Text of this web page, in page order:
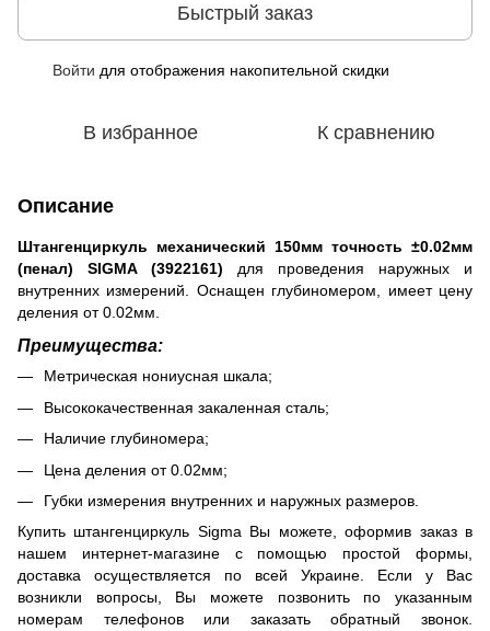
Быстрый заказ
Войти для отображения накопительной скидки
В избранное К сравнению
Описание
Штангенциркуль механический 150мм точность ±0.02мм
(пенал) SIGMA (3922161) для проведения наружных и
внутренних измерений. Оснащен глубиномером, имеет цену
деления от 0.02мм.
Преимущества:
Метрическая нониусная шкала;
Высококачественная закаленная сталь;
Наличие глубиномера;
Цена деления от 0.02мм;
Губки измерения внутренних и наружных размеров.
Купить штангенциркуль Sigma Вы можете, оформив заказ в
нашем интернет-магазине с помощью простой формы,
доставка осуществляется по всей Украине. Если у Вас
возникли вопросы, Вы можете позвонить по указанным
номерам телефонов или заказать обратный звонок.